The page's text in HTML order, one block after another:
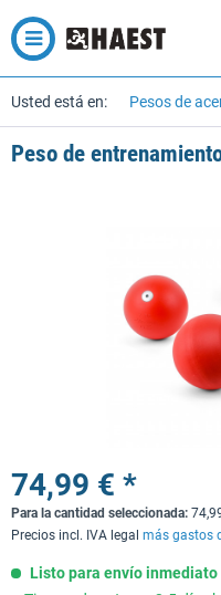
Usted está en: Pesos de
Peso de
74,99 € *
Para la cantidad seleccionada:
Precios incl. IVA legal más gastos
Listo para envío inmediato